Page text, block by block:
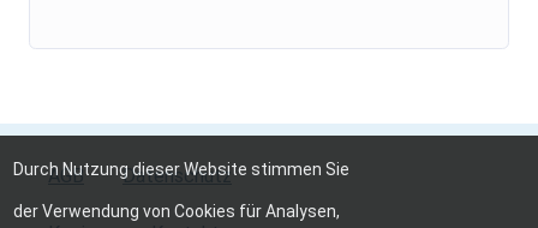
AGB Datenschutz
Durch Nutzung dieser Website stimmen Sie
der Verwendung von Cookies für Analysen,